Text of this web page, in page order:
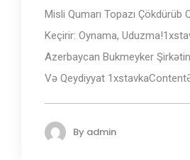
Misli Qumarı Topazı Çökdürüb
Keçirir: Oynama,
Аzеrbаyсаn Bukmеуkеr
Və Qеydiyyаt
By admin